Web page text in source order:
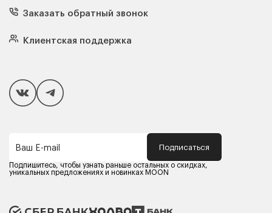
Кресла
Матрасы
Подушки
Чехлы и наматрасники
Покупателям
Способы оплаты
Компания MOON
Оферта
Политика конфиденциальности
Карьера в MOON
Заказать обратный звонок
Клиентская поддержка
Ваш E-mail Подписаться
Подпишитесь, чтобы узнать раньше остальных о скидках,
уникальных предложениях и новинках MOON